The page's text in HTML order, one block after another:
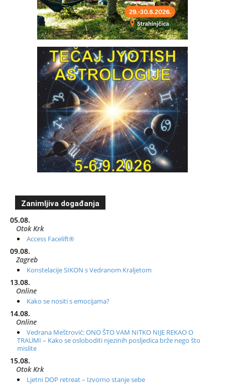
Zanimljiva događanja
05.08.
Otok Krk
Access Facelift®
09.08.
Zagreb
Konstelacije SIKON s Vedranom Kraljetom
13.08.
Online
Kako se nositi s emocijama?
14.08.
Online
Vedrana Meštrović: ONO ŠTO VAM NITKO NIJE REKAO O
TRAUMI – Kako se osloboditi njezinih posljedica brže nego što
mislite
15.08.
Otok Krk
Ljetni DOP retreat – Izvorno stanje sebe